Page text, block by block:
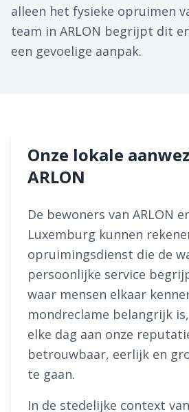
alleen het fysieke opruimen
team in ARLON begrijpt dit
een gevoelige aanpak.
Onze lokale
ARLON
De bewoners van ARLON
Luxemburg kunnen
opruimingsdienst die de
persoonlijke service
waar mensen elkaar
mondreclame belangrijk
elke dag aan onze
betrouwbaar, eerlijk en
te gaan.
In de stedelijke context